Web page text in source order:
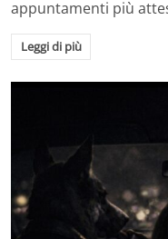
appuntamenti più
Leggi di più